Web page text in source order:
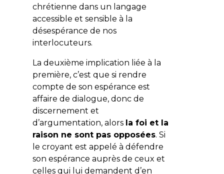
chrétienne dans un langage
accessible et sensible à la
désespérance de nos
interlocuteurs.
La deuxième implication liée à la
première, c’est que si rendre
compte de son espérance est
affaire de dialogue, donc de
discernement et
d’argumentation, alors la foi et la
raison ne sont pas opposées. Si
le croyant est appelé à défendre
son espérance auprès de ceux et
celles qui lui demandent d’en